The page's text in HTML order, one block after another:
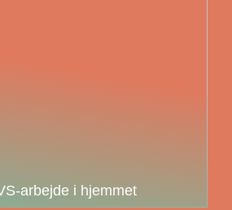
arbejde i hjemmet